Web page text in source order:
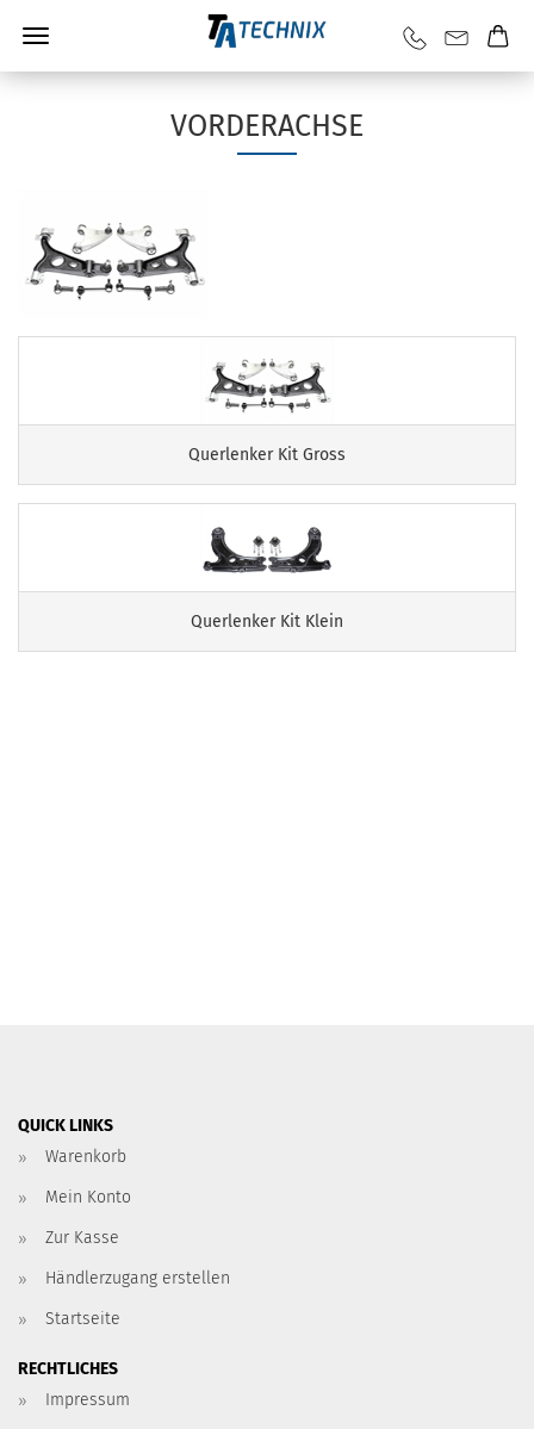
VORDERACHSE
Querlenker Kit Gross
Querlenker Kit Klein
QUICK LINKS
Warenkorb
Mein Konto
Zur Kasse
Händlerzugang erstellen
Startseite
RECHTLICHES
Impressum